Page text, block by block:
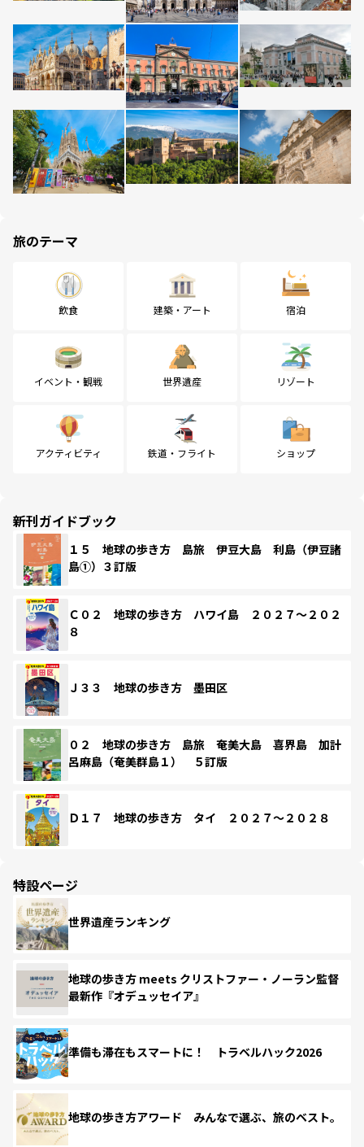
旅のテーマ
飲食 建築・アート 宿泊
イベント・観戦 世界遺産 リゾート
アクティビティ 鉄道・フライト ショップ
新刊ガイドブック
１５ 地球の歩き方 島旅 伊豆大島 利島（伊豆諸
島①）３訂版
Ｃ０２ 地球の歩き方 ハワイ島 ２０２７～２０２
８
Ｊ３３ 地球の歩き方 墨田区
０２ 地球の歩き方 島旅 奄美大島 喜界島 加計
呂麻島（奄美群島１） ５訂版
Ｄ１７ 地球の歩き方 タイ ２０２７～２０２８
特設ページ
世界遺産ランキング
地球の歩き方 meets クリストファー・ノーラン監督
最新作『オデュッセイア』
準備も滞在もスマートに！ トラベルハック2026
地球の歩き方アワード みんなで選ぶ、旅のベスト。